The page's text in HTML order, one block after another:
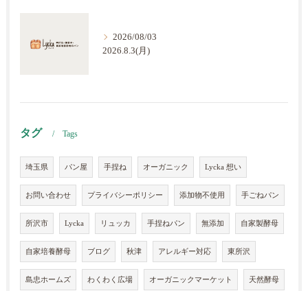
2026/08/03
2026.8.3(月)
タグ Tags
埼玉県 パン屋 手捏ね オーガニック Lycka 想い
お問い合わせ プライバシーポリシー 添加物不使用 手ごねパン
所沢市 Lycka リュッカ 手捏ねパン 無添加 自家製酵母
自家培養酵母 ブログ 秋津 アレルギー対応 東所沢
島忠ホームズ わくわく広場 オーガニックマーケット 天然酵母